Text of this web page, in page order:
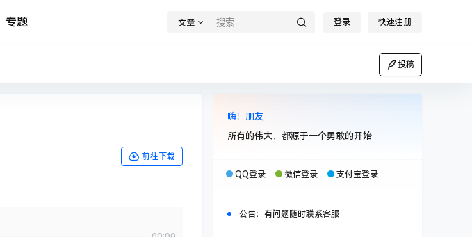
专题 文章 登录 快速注册
投稿
前往下载
嗨！朋友
所有的伟大，都源于一个勇敢的开始
QQ登录 微信登录 支付宝登录
公告： 有问题随时联系客服